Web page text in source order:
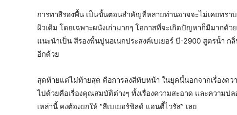
การทาสีรองพื้น เป็นขั้นตอนสำคัญที่หลายท่านอาจจะไม่เคยทร
ผิวเดิม โดยเฉพาะผนังเก่ามากๆ โอกาสที่จะเกิดปัญหาก็มีมากด้
แนะนำเป็น สีรองพื้นปูนอเนกประสงค์เบเยอร์ บี-2900 สูตรน้ำ
อีกด้วย
สุดท้ายแต่ไม่ท้ายสุด คือการลงสีทับหน้า ในยุคนี้นอกจากเรื่องค
ไปด้วยคือเรื่องคุณสมบัติต่างๆ ทั้งเรื่องความสะอาด และความ
เหล่านี้ คงต้องยกให้ “สีเบเยอร์ชิลด์ แอนตี้ไวรัส” เลย